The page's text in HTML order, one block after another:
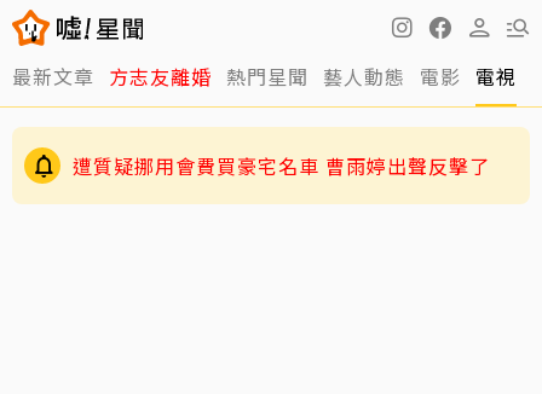
最新文章 方志友離婚 熱門星聞 藝人動態 電影 電視
伊能靜認了「逼」小哈利參加陸綜！背後原因超
暖心
遭質疑挪用會費買豪宅名車 曹雨婷出聲反擊了